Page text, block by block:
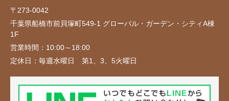
〒273-0042
千葉県船橋市前貝塚町549-1 グローバル・ガーデン・シティA棟
1F
営業時間： 10:00～18:00
定休日： 毎週水曜日 第1、3、5火曜日